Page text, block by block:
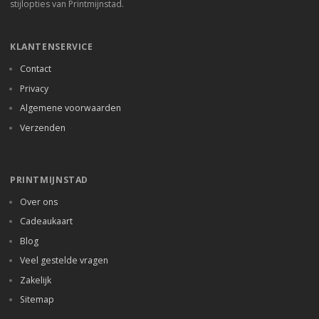
stijlopties van Printmijnstad.
KLANTENSERVICE
Contact
Privacy
Algemene voorwaarden
Verzenden
PRINTMIJNSTAD
Over ons
Cadeaukaart
Blog
Veel gestelde vragen
Zakelijk
Sitemap